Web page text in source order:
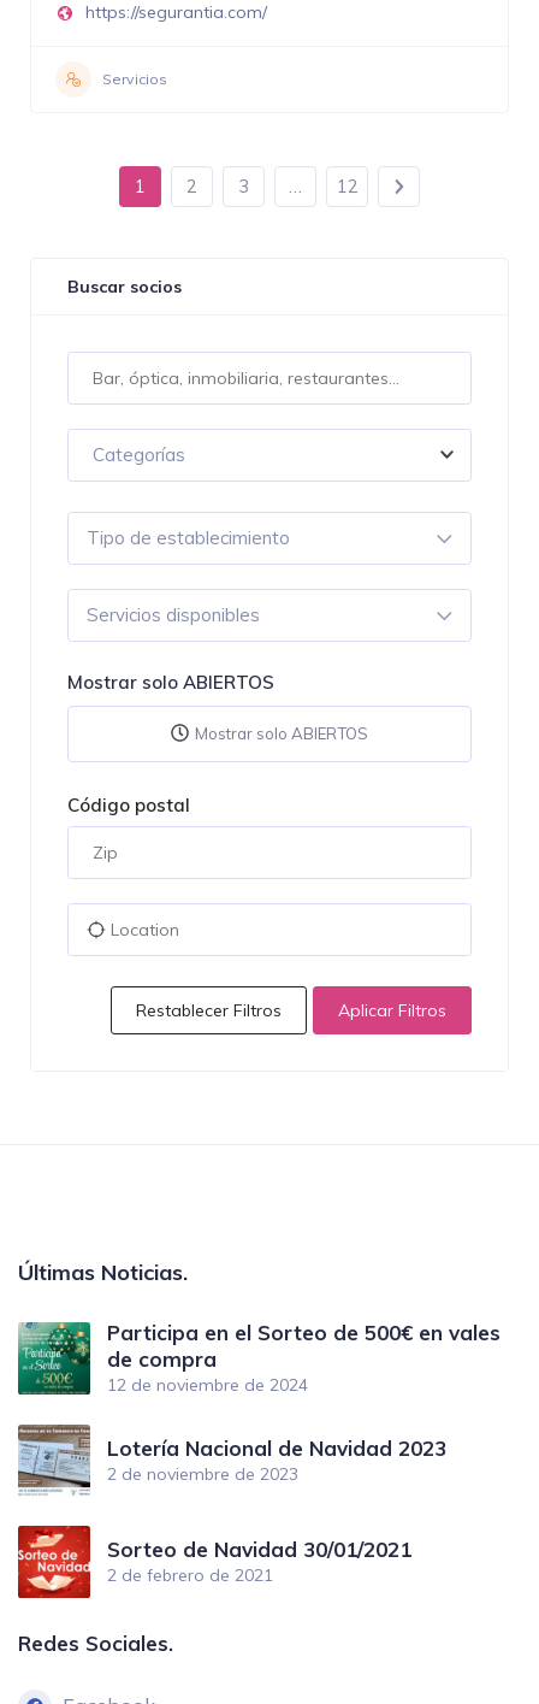
Buscar socios
Categorías
Tipo de establecimiento
Servicios disponibles
Mostrar solo ABIERTOS
Mostrar solo ABIERTOS
Código postal
Restablecer Filtros Aplicar Filtros
https://segurantia.com/
Servicios
1 2 3 … 12
Últimas Noticias.
Participa en el Sorteo de 500€ en vales
de compra
12 de noviembre de 2024
Lotería Nacional de Navidad 2023
2 de noviembre de 2023
Sorteo de Navidad 30/01/2021
2 de febrero de 2021
Redes Sociales.